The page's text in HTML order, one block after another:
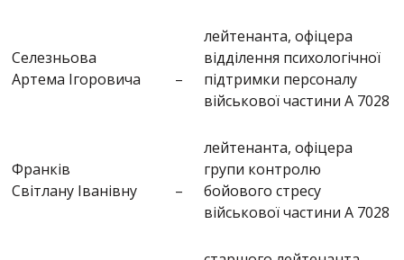
Селезньова
Артема Ігоровича
–
лейтенанта, офіцера
відділення психологічної
підтримки персоналу
військової частини А 7028
Франків
Світлану Іванівну
–
лейтенанта, офіцера
групи контролю
бойового стресу
військової частини А 7028